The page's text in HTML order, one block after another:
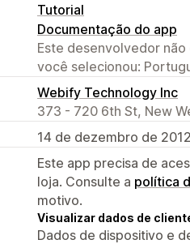
Tutorial
Documentação do app
Este desenvolvedor
você selecionou:
Webify Technology Inc
373 - 720 6th St, New
14 de dezembro de 2012
Este app precisa de
loja. Consulte a política
motivo.
Visualizar dados de
Dados de dispositivo e